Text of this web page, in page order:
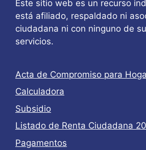
Este sitio web es un recurso
está afiliado, respaldado ni
ciudadana ni con ninguno de
servicios.
Acta de Compromiso para
Calculadora
Subsidio
Listado de Renta Ciudadana
Pagamentos